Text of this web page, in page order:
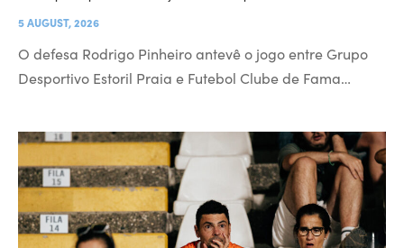
5 AUGUST, 2026
O defesa Rodrigo Pinheiro antevê o jogo entre Grupo
Desportivo Estoril Praia e Futebol Clube de Fama…